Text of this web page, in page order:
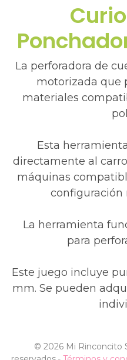
La perforadora de
motorizada que
materiales
Esta
directamente al
máquinas
configuración
La herramienta
para
Este juego incluye
mm. Se pueden
© 2026 Mi Rinconcito